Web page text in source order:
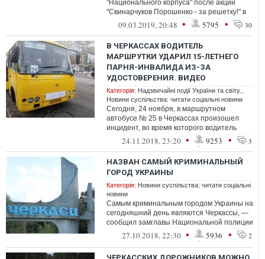
"Национального корпуса" после акции
"Свинарчуков Порошенко - за решетку!" в
Киеве отправились в Черкассы, где
09.03.2019, 20:48 • 5795 • 30
В ЧЕРКАССАХ ВОДИТЕЛЬ
МАРШРУТКИ УДАРИЛ 15-ЛЕТНЕГО
ПАРНЯ-ИНВАЛИДА ИЗ-ЗА
УДОСТОВЕРЕНИЯ. ВИДЕО
Категорія: Надзвичайні події України та світу.
Новини суспільства: читати соціальні новини
Сегодня, 24 ноября, в маршрутном
автобусе № 25 в Черкассах произошел
инцидент, во время которого водитель
автобуса избил 15-летнего Богдана
24.11.2018, 23:20 • 9253 • 3
НАЗВАН САМЫЙ КРИМИНАЛЬНЫЙ
ГОРОД УКРАИНЫ
Категорія: Новини суспільства: читати соціальні
новини
Самым криминальным городом Украины на
сегодняшний день являются Черкассы, —
сообщил замглавы Национальной полиции
Вячеслав Аброськин
27.10.2018, 22:30 • 5936 • 2